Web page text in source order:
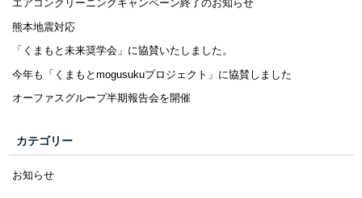
エアコンクリーニングキャンペーン終了のお知らせ
熊本地震対応
「くまもと未来奨学会」に協賛いたしました。
今年も「くまもとmogusukuプロジェクト」に協賛しました
オーファスグループ半期報告会を開催
カテゴリー
お知らせ